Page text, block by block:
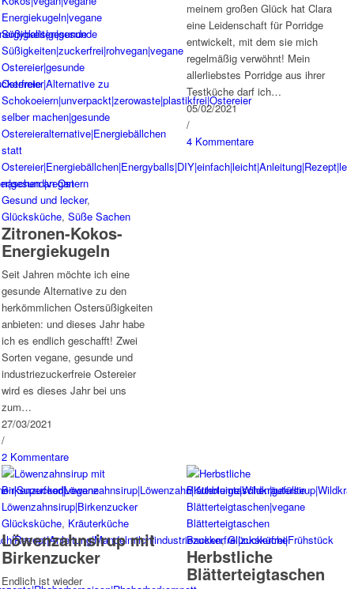
Gesund und lecker,
Glücksküche, Süße Sachen
Zitronen-Kokos-
Energiekugeln
Seit Jahren möchte ich eine
gesunde Alternative zu den
herkömmlichen Ostersüßigkeiten
anbieten: und dieses Jahr habe
ich es endlich geschafft! Zwei
Sorten vegane, gesunde und
industriezuckerfreie Ostereier
wird es dieses Jahr bei uns
zum…
27/03/2021
/
2 Kommentare
meinem großen Glück hat Clara
eine Leidenschaft für Porridge
entwickelt, mit dem sie mich
regelmäßig verwöhnt! Mein
allerliebstes Porridge aus ihrer
Testküche darf ich…
05/02/2021
/
4 Kommentare
Glücksküche, Kräuterküche
Löwenzahnsirup mit
Birkenzucker
Endlich ist wieder
Backen,Glücksküche
Herbstliche
Blätterteigtaschen